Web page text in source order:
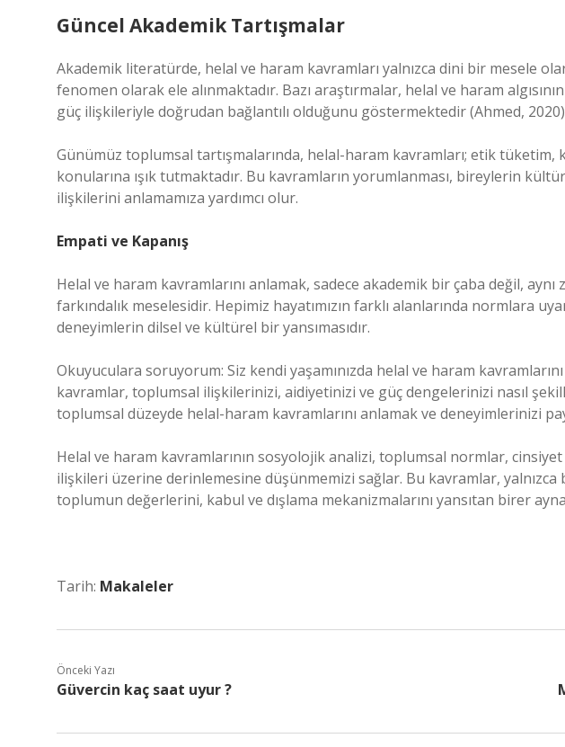
Güncel Akademik Tartışmalar
Akademik literatürde, helal ve haram kavramları yalnızca dini bir mesele
fenomen olarak ele alınmaktadır. Bazı araştırmalar, helal ve haram
güç ilişkileriyle doğrudan bağlantılı olduğunu göstermektedir (Ahmed,
Günümüz toplumsal tartışmalarında, helal-haram kavramları; etik tüketim,
konularına ışık tutmaktadır. Bu kavramların yorumlanması, bireylerin
ilişkilerini anlamamıza yardımcı olur.
Empati ve Kapanış
Helal ve haram kavramlarını anlamak, sadece akademik bir çaba değil,
farkındalık meselesidir. Hepimiz hayatımızın farklı alanlarında normlara
deneyimlerin dilsel ve kültürel bir yansımasıdır.
Okuyuculara soruyorum: Siz kendi yaşamınızda helal ve haram
kavramlar, toplumsal ilişkilerinizi, aidiyetinizi ve güç dengelerinizi nasıl
toplumsal düzeyde helal-haram kavramlarını anlamak ve deneyimlerinizi
Helal ve haram kavramlarının sosyolojik analizi, toplumsal normlar,
ilişkileri üzerine derinlemesine düşünmemizi sağlar. Bu kavramlar, yalnızca
toplumun değerlerini, kabul ve dışlama mekanizmalarını yansıtan birer
Tarih: Makaleler
Önceki Yazı
Güvercin kaç saat uyur ?